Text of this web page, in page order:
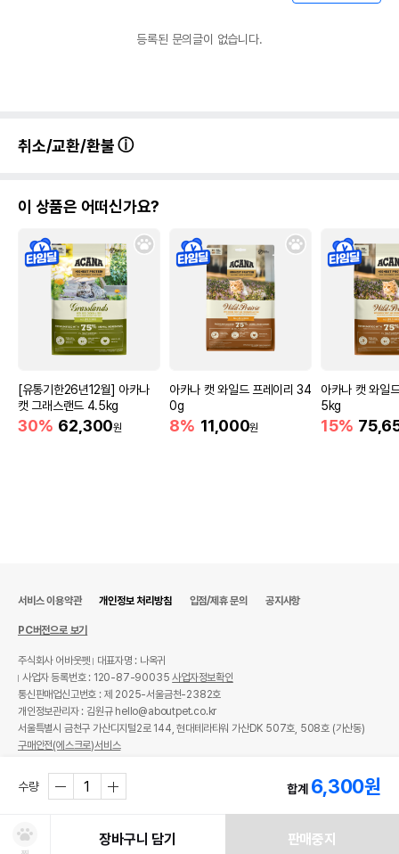
등록된 문의글이 없습니다.
취소/교환/환불
이 상품은 어떠신가요?
[유통기한26년12월] 아카나
캣 그래스랜드 4.5kg
30% 62,300원
아카나 캣 와일드 프레이리 34
0g
8% 11,000원
아카나 캣 와일
5kg
15%
수량 합계 6,300원
장바구니 담기 판매중지
서비스 이용약관 개인정보 처리방침 입점/제휴 문의 공지사항
PC버전으로 보기
주식회사 어바웃펫
대표자명 : 나옥귀
사업자 등록번호 : 120-87-90035사업자정보확인
통신판매업신고번호 : 제 2025-서울금천-2382호
개인정보관리자 : 김원규 hello@aboutpet.co.kr
서울특별시 금천구 가산디지털2로 144, 현대테라타워 가산DK 507호, 508호 (가산동)
구매안전(에스크로)서비스